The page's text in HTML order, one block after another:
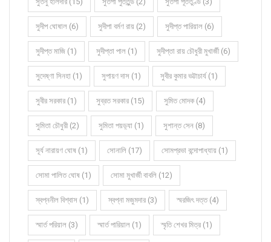
সুদীপ ঘোষাল (6) সুদীপা বর্মণ রায় (2) সুদীপ্ত পারিয়াল (6)
সুদীপ্ত মাজি (1) সুদীপ্তা পাল (1) সুদীপ্তা রায় চৌধুরী মুখার্জী (6)
সুদেষ্ণা সিনহা (1) সুপায়ণ দাস (1) সুবীর কুমার ভট্টাচার্য (1)
সুবীর সরকার (1) সুব্রত সরকার (15) সুমিত মোদক (4)
সুমিতা চৌধুরী (2) সুমিতা পয়ড়্যা (1) সুশান্ত সেন (8)
সূর্য নারায়ণ ঘোষ (1) সোনালি (17) সোমপ্রভা বন্দোপাধ্যায় (1)
সোমা পালিত ঘোষ (1) সোমা মুখার্জী বাবলি (12)
স্বপ্ননীল বিশ্বাস (1) স্বপ্না মজুমদার (3) স্মরজিৎ দত্ত (4)
স্মার্ত পরিয়াল (3) স্মার্ত পারিয়াল (1) স্মৃতি শেখর মিত্র (1)